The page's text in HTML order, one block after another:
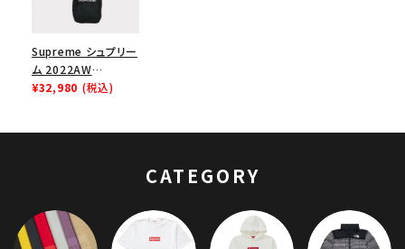
Supreme シュプリー
ム 2022AW
Shoulder Bag ショ
¥32,980 (税込)
CATEGORY